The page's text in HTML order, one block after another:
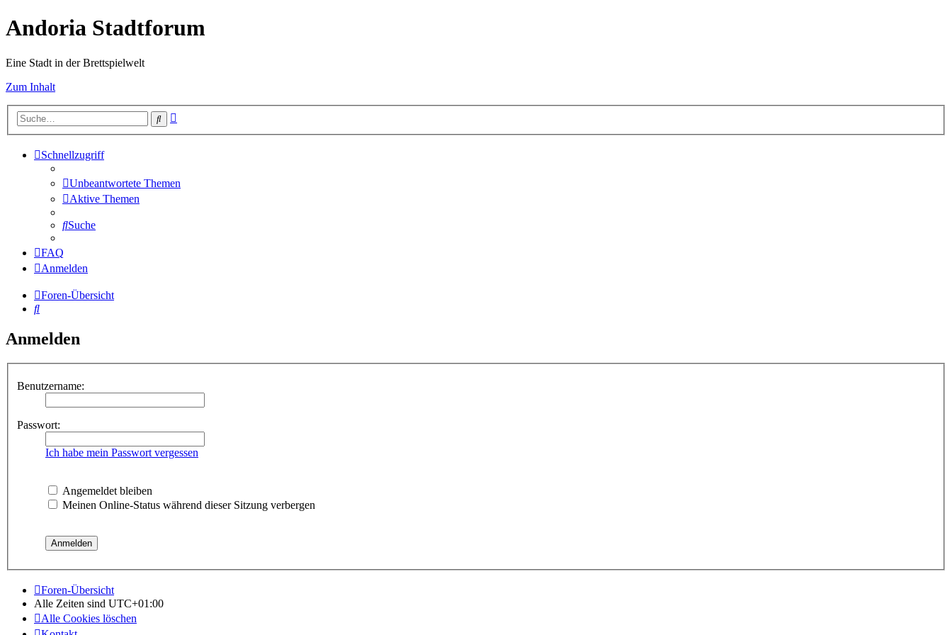
Andoria Stadtforum
Eine Stadt in der Brettspielwelt
Zum Inhalt
Suche
Schnellzugriff
Unbeantwortete Themen
Aktive Themen
Suche
FAQ
Anmelden
Foren-Übersicht
Suche
Anmelden
Benutzername:
Passwort:
Ich habe mein Passwort vergessen
Angemeldet bleiben
Meinen Online-Status während dieser Sitzung verbergen
Foren-Übersicht
Alle Zeiten sind UTC+01:00
Alle Cookies löschen